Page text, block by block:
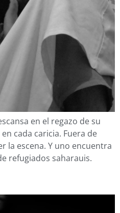
en el regazo de su
cada caricia. Fuera de
la escena. Y uno encuentra
refugiados saharauis.